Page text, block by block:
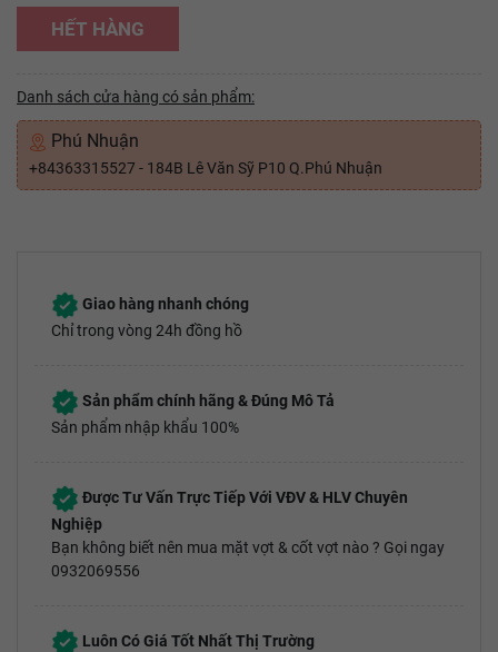
HẾT HÀNG
Danh sách cửa hàng có sản phẩm:
Phú Nhuận
+84363315527 - 184B Lê Văn Sỹ P10 Q.Phú Nhuận
Giao hàng nhanh chóng
Chỉ trong vòng 24h đồng hồ
Sản phẩm chính hãng & Đúng Mô Tả
Sản phẩm nhập khẩu 100%
Được Tư Vấn Trực Tiếp Với VĐV & HLV Chuyên
Nghiệp
Bạn không biết nên mua mặt vợt & cốt vợt nào ? Gọi ngay
0932069556
Luôn Có Giá Tốt Nhất Thị Trường